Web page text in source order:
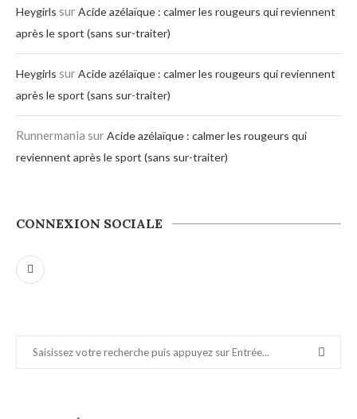
Heygirls surAcide azélaïque : calmer les rougeurs qui reviennent
après le sport (sans sur-traiter)
Heygirls surAcide azélaïque : calmer les rougeurs qui reviennent
après le sport (sans sur-traiter)
Runnermania surAcide azélaïque : calmer les rougeurs qui
reviennent après le sport (sans sur-traiter)
CONNEXION SOCIALE